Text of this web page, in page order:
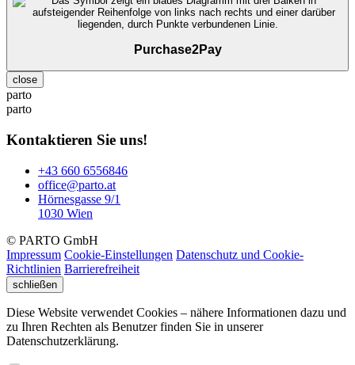
Purchase2Pay
close
parto
parto
Kontaktieren Sie uns!
+43 660 6556846
office@parto.at
Hörnesgasse 9/1
1030 Wien
© PARTO GmbH
Impressum Cookie-Einstellungen Datenschutz und Cookie-
Richtlinien Barrierefreiheit
schließen
Diese Website verwendet Cookies – nähere Informationen dazu und
zu Ihren Rechten als Benutzer finden Sie in unserer
Datenschutzerklärung.